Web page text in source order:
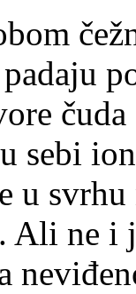
sebi
u
Ali ne